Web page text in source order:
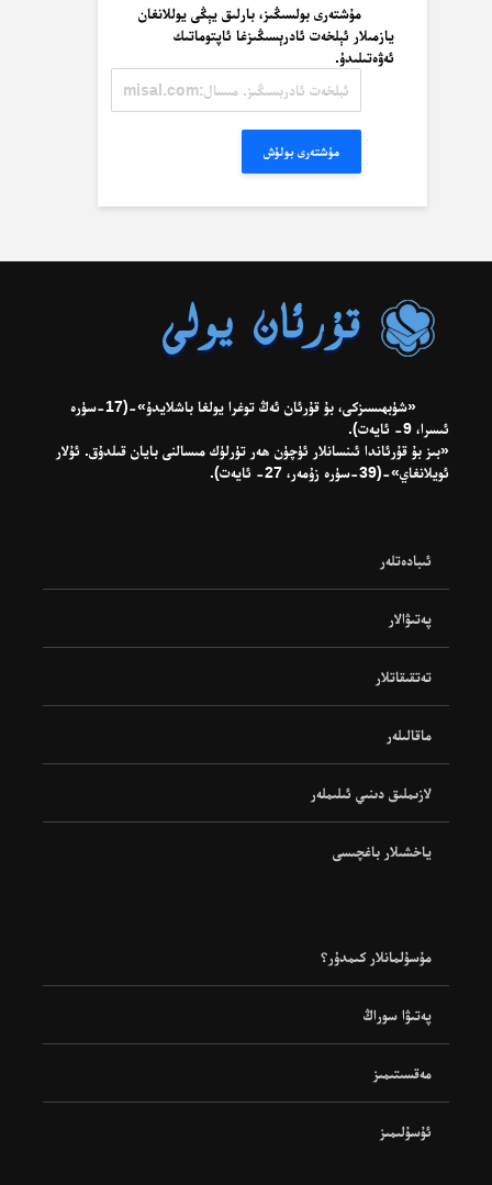
مۇشتەرى بولسىڭىز، بارلىق يېڭى يوللانغان
يازمىلار ئېلخەت ئادرېسىڭىزغا ئاپتوماتىك
ئەۋەتىلىدۇ.
ئادرېسىڭىز.
مۇشتەرى بولۇش
«شۈبھىسىزكى، بۇ قۇرئان ئەڭ توغرا يولغا باشلايدۇ»-(17-سۈرە
ئىسرا، 9- ئايەت).
«بىز بۇ قۇرئاندا ئىنسانلار ئۈچۈن ھەر تۈرلۈك مىسالنى بايان قىلدۇق. ئۇلار
ئويلانغاي»-(39-سۈرە زۇمەر، 27- ئايەت).
ئىبادەتلەر
پەتىۋالار
تەتقىقاتلار
ماقالىلەر
لازىملىق دىنىي ئىلىملەر
ياخشىلار باغچىسى
مۇسۇلمانلار كىمدۇر؟
پەتىۋا سوراڭ
مەقسىتىمىز
ئۇسۇلىمىز